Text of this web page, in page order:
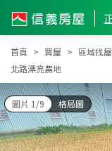
首頁 買屋 區域找屋
北路漂亮農地
圖片 1/9 格局圖